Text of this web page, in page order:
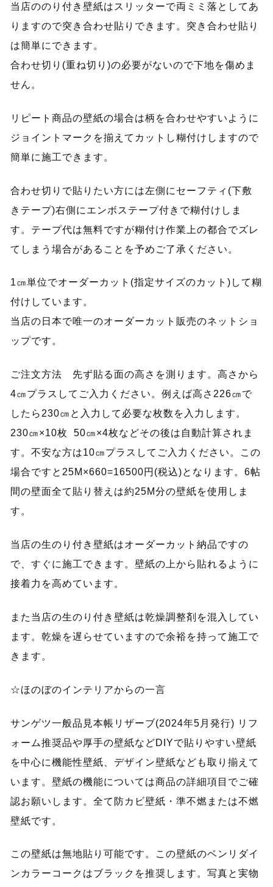
当店ののり付き壁紙はスリッターで両ミミ落としてあ
りますので突き合わせ貼りできます。突き合わせ貼り
は簡単にできます。
合わせ切り(重ね切り)の必要がないので下地を傷めま
せん。
リピート商品の壁紙の場合は柄を合わせやすいように
ジョイントマークを揃えてカットし糊付けしますので
簡単に施工できます。
合わせ切りで貼りたい方には左側にセーフティ(下敷
きテープ)右側にエンボステープ付きで糊付けしま
す。テープ代は無料ですが糊付け作業上の都合でズレ
てしまう場合があることを予めご了承ください。
1㎝単位でオーダーカット(指定サイズのカット)して糊
付けしています。
当店の日本で唯一のオーダーカット販売のネットショ
ップです。
ご注文方法 先ず貼る面の高さを測ります。高さから
4㎝プラスしてご入力ください。例えば高さ226㎝で
したら230㎝と入力して必要な枚数を入力します。
230㎝×10枚 50㎝×4枚などその後は自動計算されま
す。不安な方は10㎝プラスしてご入力ください。この
場合ですと25M×660=16500円(税込)となります。6帖
間の壁面全て貼り替えは約25M分の壁紙を使用しま
す。
当店の生のり付き壁紙はオーダーカット納品ですの
で、すぐに施工できます。壁紙の上から貼れるように
接着力を高めています。
また当店の生のり付き壁紙は乾燥調整剤を混入してい
ます。乾燥を遅らせていますので余裕を持って施工で
きます。
☆ほのぼのインテリアからの一言
サンゲツ一般品見本帳リザーブ(2024年5月発行) リフ
ォーム推奨品や厚手の壁紙などDIYで貼りやすい壁紙
を中心に機能性壁紙、デザイン壁紙なども取り揃えて
います。壁紙の機能については商品の詳細項目でご確
認お願いします。全て防カビ壁紙・準不燃または不燃
壁紙です。
この壁紙は無地貼り可能です。この壁紙のベンリダイ
ンカラーコークはブラックを推奨します。写真と実物